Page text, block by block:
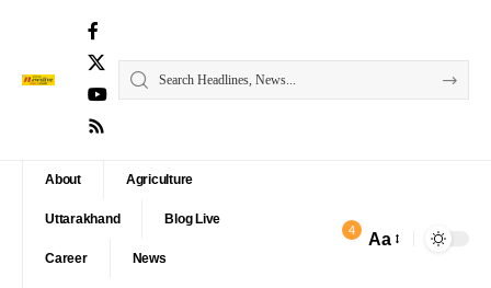
About Agriculture
Uttarakhand Blog Live
Career News
4 Aa